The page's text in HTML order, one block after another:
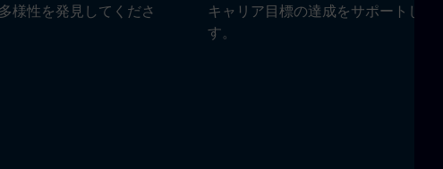
様性を発見してくださ
キャリア目標の達成をサポートしま
す。